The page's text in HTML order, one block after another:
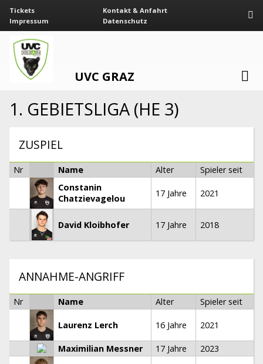
Tickets
Kontakt & Anfahrt
Impressum
Datenschutz
UVC GRAZ
1. GEBIETSLIGA (HE 3)
ZUSPIEL
Nr Name Alter
Spieler seit
Constanin
Chatzievagelou
17 Jahre 2021
David Kloibhofer 17 Jahre 2018
ANNAHME-ANGRIFF
Nr Name Alter Spieler seit
Laurenz Lerch 16 Jahre 2021
Maximilian Messner 17 Jahre 2023